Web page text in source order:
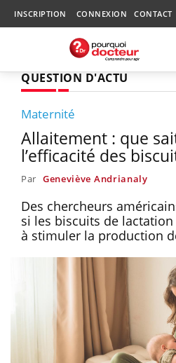
INSCRIPTION CONNEXION CONTACT
QUESTION D'ACTU
Maternité
Allaitement : que
l’efficacité des
Par Geneviève Andrianaly
Des chercheurs
si les biscuits de
à stimuler la production